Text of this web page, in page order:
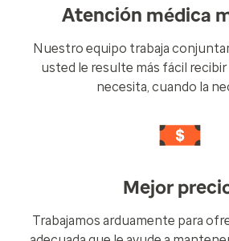
Atención médica
Nuestro equipo trabaja
usted le resulte más fácil
necesita, cuando la
Mejor
Trabajamos arduamente para